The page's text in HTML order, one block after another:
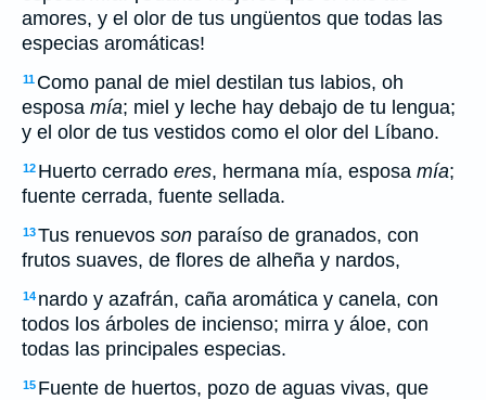
amores, y el olor de tus ungüentos que todas las
especias aromáticas!
11 Como panal de miel destilan tus labios, oh
esposa mía; miel y leche hay debajo de tu lengua;
y el olor de tus vestidos como el olor del Líbano.
12 Huerto cerrado eres, hermana mía, esposa mía;
fuente cerrada, fuente sellada.
13Tus renuevos son paraíso de granados, con
frutos suaves, de flores de alheña y nardos,
14 nardo y azafrán, caña aromática y canela, con
todos los árboles de incienso; mirra y áloe, con
todas las principales especias.
15 Fuente de huertos, pozo de aguas vivas, que